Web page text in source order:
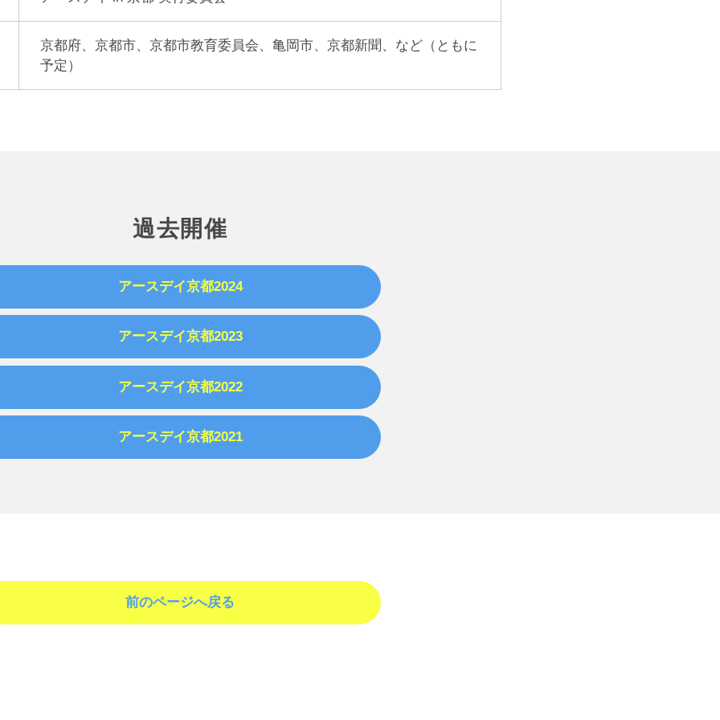
京都府、京都市、京都市教育委員会、亀岡市、京都新聞、など（ともに
予定）
過去開催
アースデイ京都2024
アースデイ京都2023
アースデイ京都2022
アースデイ京都2021
前のページへ戻る